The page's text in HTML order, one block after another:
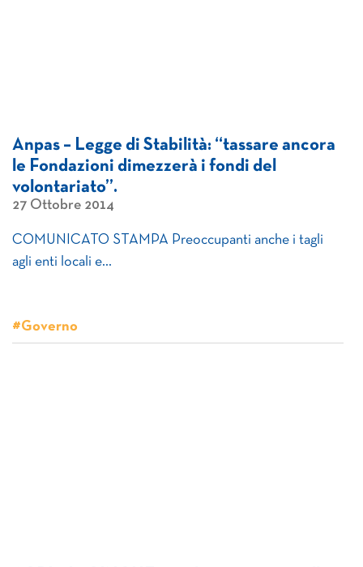
Anpas – Legge di Stabilità: “tassare ancora
le Fondazioni dimezzerà i fondi del
volontariato”.
27 Ottobre 2014
COMUNICATO STAMPA Preoccupanti anche i tagli
agli enti locali e…
#Governo